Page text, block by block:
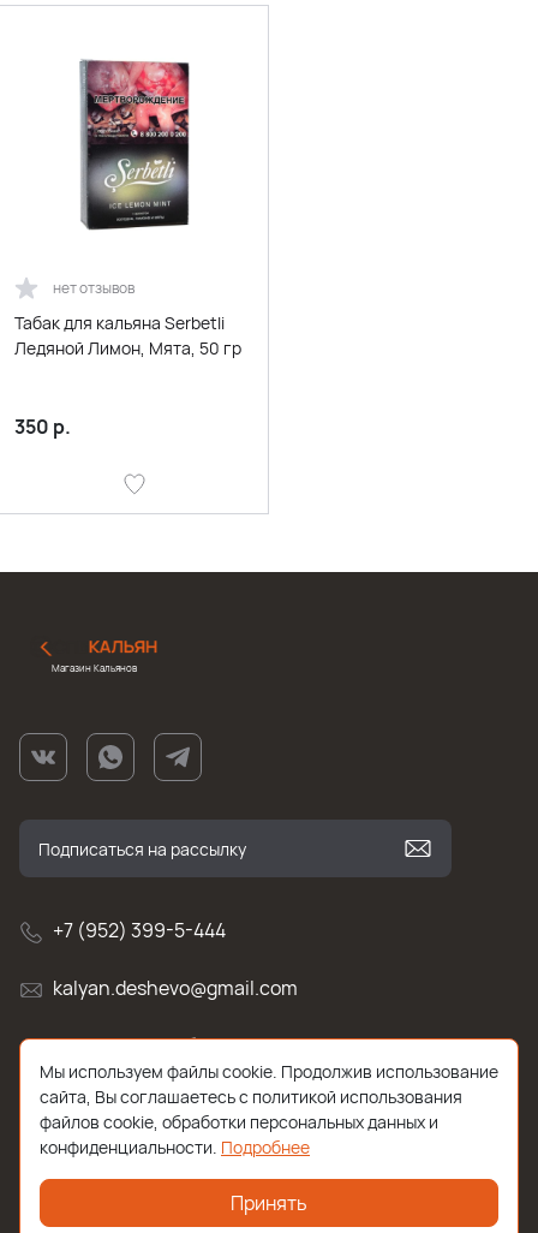
нет отзывов
Табак для кальяна Serbetli
Ледяной Лимон, Мята, 50 гр
350 р.
Магазин Кальянов
+7 (952) 399-5-444
kalyan.deshevo@gmail.com
г. Санкт-Петербург, улица Белы Куна , д.2к1
2026 © Все права защищены. Работает наReadyScript
Мы используем файлы cookie. Продолжив использование
сайта, Вы соглашаетесь с политикой использования
файлов cookie, обработки персональных данных и
конфиденциальности. Подробнее
Принять